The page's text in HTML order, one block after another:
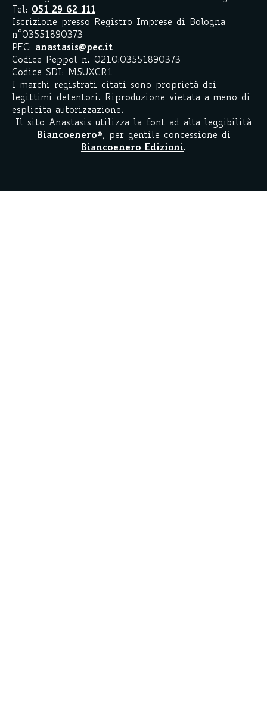
Tel: 051 29 62 111
Iscrizione presso Registro Imprese di Bologna
n°03551890373
PEC: anastasis@pec.it
Codice Peppol n. 0210:03551890373
Codice SDI: M5UXCR1
I marchi registrati citati sono proprietà dei
legittimi detentori. Riproduzione vietata a meno di
esplicita autorizzazione.
Il sito Anastasis utilizza la font ad alta leggibilità
Biancoenero®, per gentile concessione di
Biancoenero Edizioni.